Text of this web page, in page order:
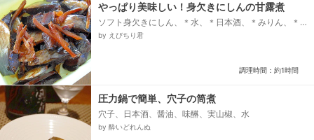
やっぱり美味しい！身欠きにしんの甘露煮
ソフト身欠きにしん、＊水、＊日本酒、＊みりん、＊
三温糖、＊醤油、＊生姜（千切りにする）
by えびちり君
調理時間：約1時間
圧力鍋で簡単、穴子の筒煮
穴子、日本酒、醤油、味醂、実山椒、水
by 酔いどれんぬ